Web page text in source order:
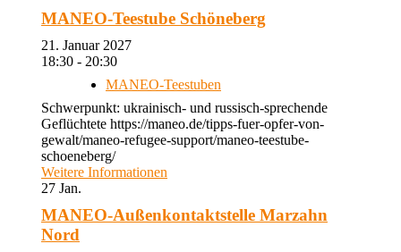
MANEO-Teestube Schöneberg
21. Januar 2027
18:30 - 20:30
MANEO-Teestuben
Schwerpunkt: ukrainisch- und russisch-sprechende
Geflüchtete https://maneo.de/tipps-fuer-opfer-von-
gewalt/maneo-refugee-support/maneo-teestube-
schoeneberg/
Weitere Informationen
27 Jan.
MANEO-Außenkontaktstelle Marzahn
Nord